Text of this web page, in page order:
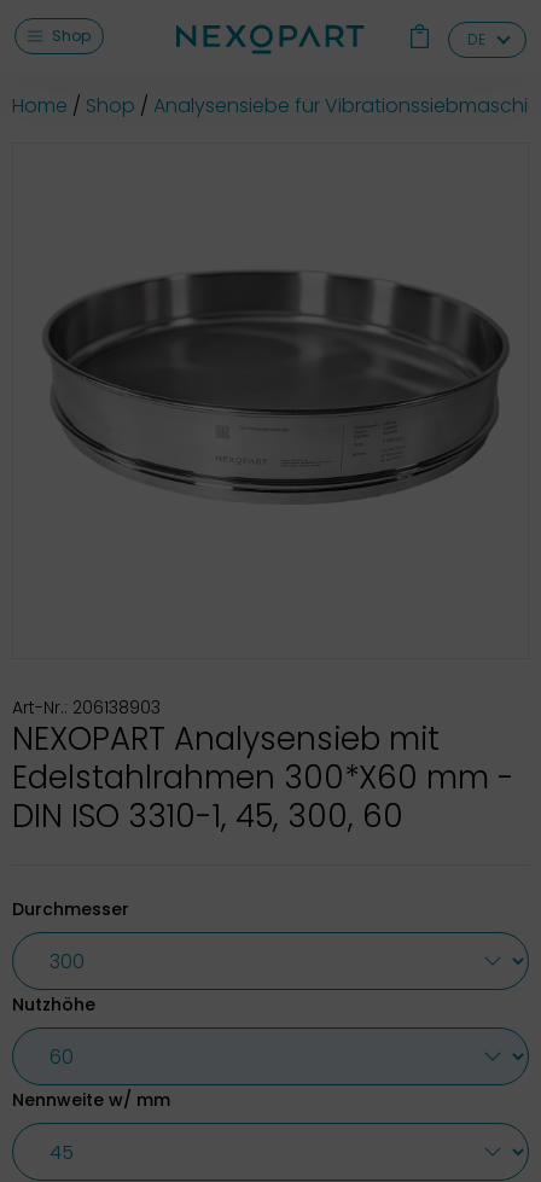
Shop DE
Home Shop Analysensiebe für
Art-Nr.: 206138903
NEXOPART Analysensieb mit
Edelstahlrahmen 300*X60 mm -
DIN ISO 3310-1, 45, 300, 60
Durchmesser
Nutzhöhe
Nennweite w/ mm